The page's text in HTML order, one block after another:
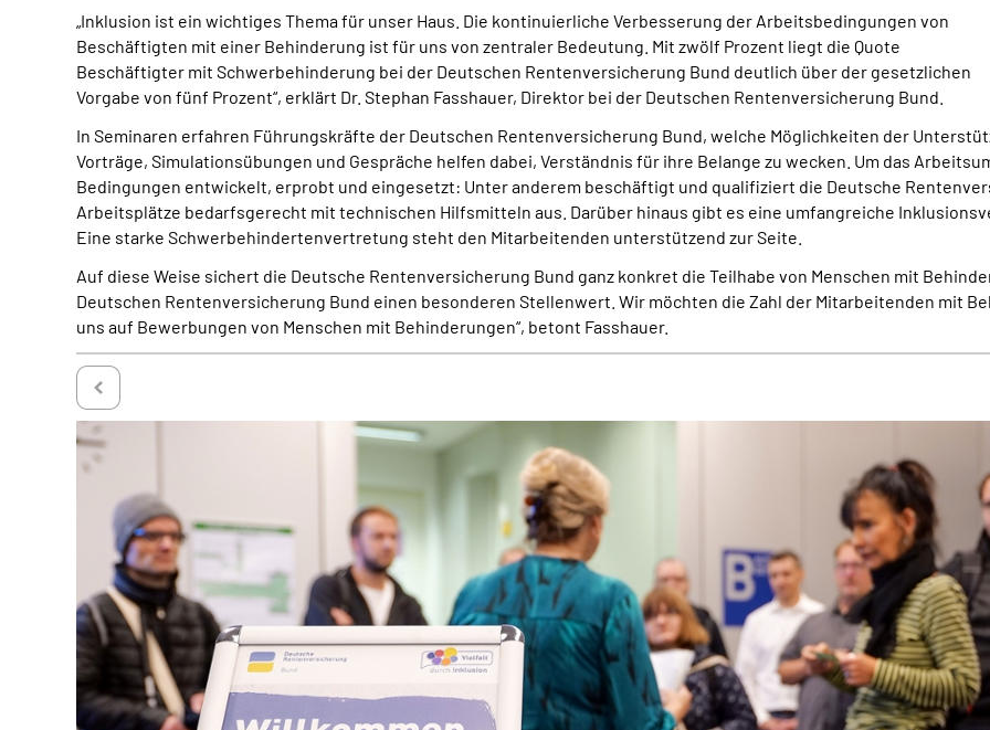
„Inklusion ist ein wichtiges Thema für unser Haus. Die kontinuierliche Verbesserung der Arbeitsbedingungen von
Beschäftigten mit einer Behinderung ist für uns von zentraler Bedeutung. Mit zwölf Prozent liegt die Quote
Beschäftigter mit Schwerbehinderung bei der Deutschen Rentenversicherung Bund deutlich über der gesetzlichen
Vorgabe von fünf Prozent“, erklärt Dr. Stephan Fasshauer, Direktor bei der Deutschen Rentenversicherung Bund.
In Seminaren erfahren Führungskräfte der Deutschen Rentenversicherung Bund, welche Möglichkeiten der
Vorträge, Simulationsübungen und Gespräche helfen dabei, Verständnis für ihre Belange zu wecken. Um das
Bedingungen entwickelt, erprobt und eingesetzt: Unter anderem beschäftigt und qualifiziert die Deutsche
Arbeitsplätze bedarfsgerecht mit technischen Hilfsmitteln aus. Darüber hinaus gibt es eine umfangreiche
Eine starke Schwerbehindertenvertretung steht den Mitarbeitenden unterstützend zur Seite.
Auf diese Weise sichert die Deutsche Rentenversicherung Bund ganz konkret die Teilhabe von Menschen mit
Deutschen Rentenversicherung Bund einen besonderen Stellenwert. Wir möchten die Zahl der Mitarbeitenden mit
uns auf Bewerbungen von Menschen mit Behinderungen“, betont Fasshauer.